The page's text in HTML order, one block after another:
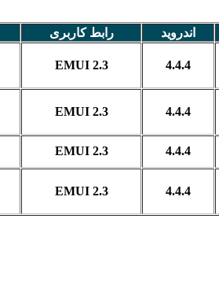
اندروید رابط کاربری
4.4.4
EMUI 2.3
4.4.4
EMUI 2.3
4.4.4
EMUI 2.3
4.4.4
EMUI 2.3